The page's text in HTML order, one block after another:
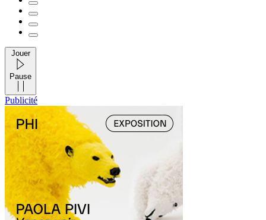
Jouer
Pause
Publicité